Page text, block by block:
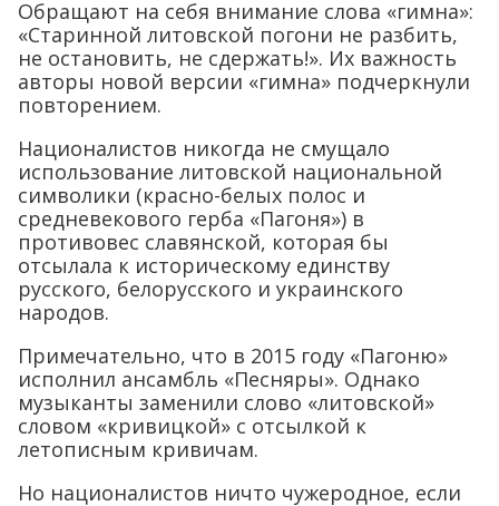
Обращают на себя внимание слова «гимна»:
«Старинной литовской погони не разбить,
не остановить, не сдержать!». Их важность
авторы новой версии «гимна» подчеркнули
повторением.
Националистов никогда не смущало
использование литовской национальной
символики (красно-белых полос и
средневекового герба «Пагоня») в
противовес славянской, которая бы
отсылала к историческому единству
русского, белорусского и украинского
народов.
Примечательно, что в 2015 году «Пагоню»
исполнил ансамбль «Песняры». Однако
музыканты заменили слово «литовской»
словом «кривицкой» с отсылкой к
летописным кривичам.
Но националистов ничто чужеродное, если